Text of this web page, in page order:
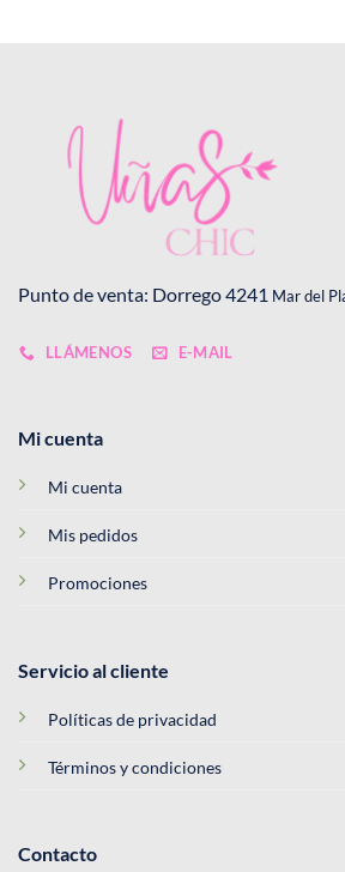
Punto de venta: Dorrego 4241 Mar del
LLÁMENOS E-MAIL
Mi cuenta
Mi cuenta
Mis pedidos
Promociones
Servicio al cliente
Políticas de privacidad
Términos y condiciones
Contacto